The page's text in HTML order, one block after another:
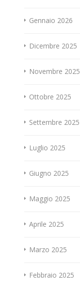
Gennaio 2026
Dicembre 2025
Novembre 2025
Ottobre 2025
Settembre 2025
Luglio 2025
Giugno 2025
Maggio 2025
Aprile 2025
Marzo 2025
Febbraio 2025